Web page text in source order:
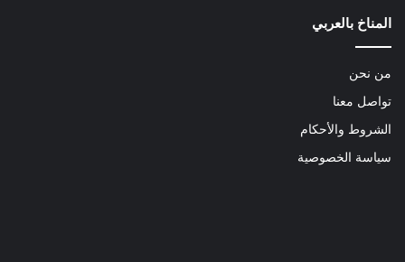
المناخ بالعربي
من نحن
تواصل معنا
الشروط والأحكام
سياسة الخصوصية